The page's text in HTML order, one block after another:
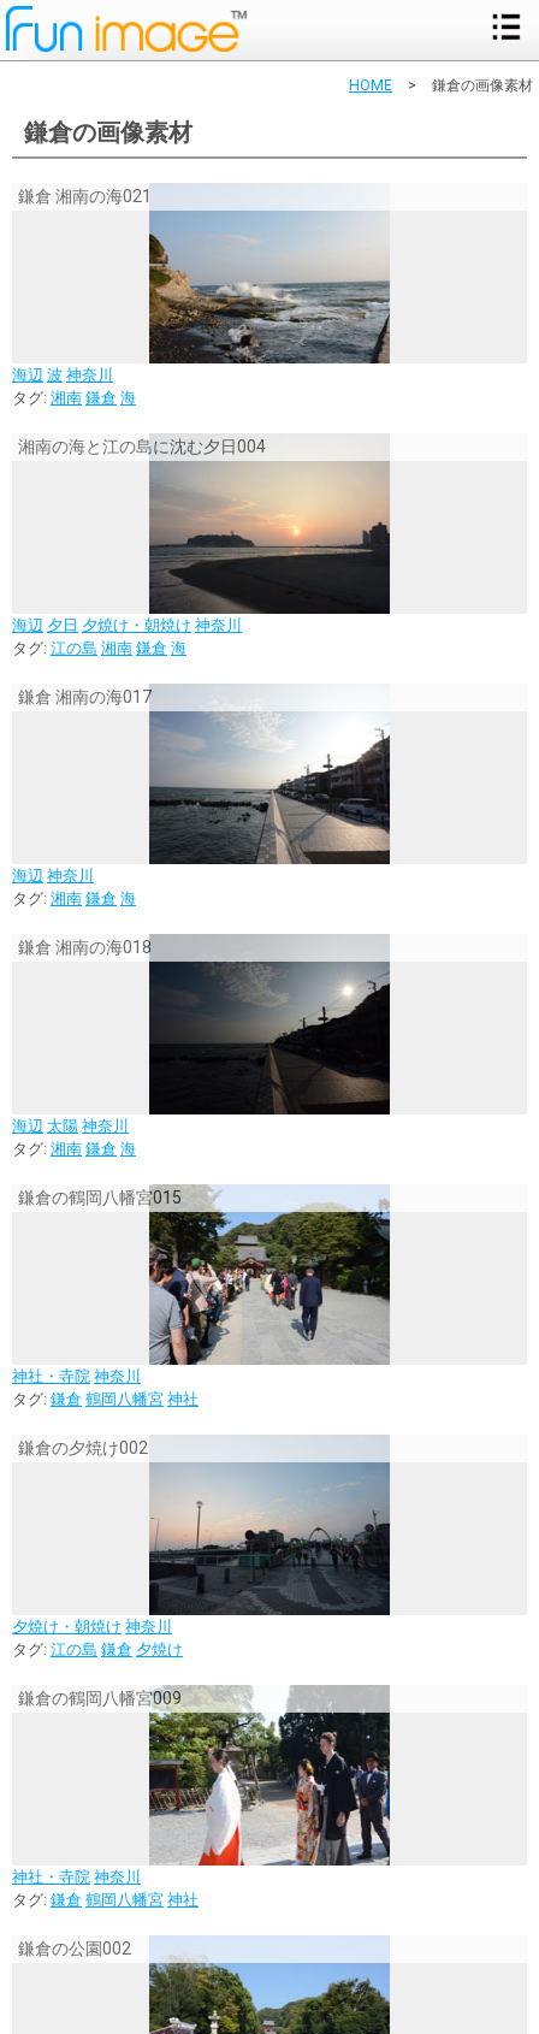
HOME > 鎌倉の画像素材
鎌倉の画像素材
鎌倉 湘南の海021
海辺 波 神奈川
タグ: 湘南 鎌倉 海
湘南の海と江の島に沈む夕日004
海辺 夕日 夕焼け・朝焼け 神奈川
タグ: 江の島 湘南 鎌倉 海
鎌倉 湘南の海017
海辺 神奈川
タグ: 湘南 鎌倉 海
鎌倉 湘南の海018
海辺 太陽 神奈川
タグ: 湘南 鎌倉 海
鎌倉の鶴岡八幡宮015
神社・寺院 神奈川
タグ: 鎌倉 鶴岡八幡宮 神社
鎌倉の夕焼け002
夕焼け・朝焼け 神奈川
タグ: 江の島 鎌倉 夕焼け
鎌倉の鶴岡八幡宮009
神社・寺院 神奈川
タグ: 鎌倉 鶴岡八幡宮 神社
鎌倉の公園002